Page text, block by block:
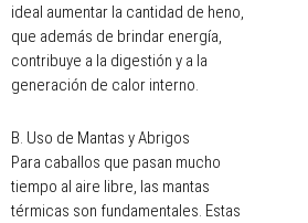
ideal aumentar la cantidad de heno,
que además de brindar energía,
contribuye a la digestión y a la
generación de calor interno.
B. Uso de Mantas y Abrigos
Para caballos que pasan mucho
tiempo al aire libre, las mantas
térmicas son fundamentales. Estas